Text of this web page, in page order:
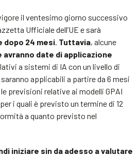
il ventesimo giorno successivo
Ufficiale dell’UE e sarà
dopo 24 mesi. Tuttavia, alcune
date di applicazione
a sistemi di IA con un livello di
applicabili a partire da 6 mesi
previsioni relative ai modelli GPAI
i quali è previsto un termine di 12
a quanto previsto nel
iniziare sin da adesso a valutare